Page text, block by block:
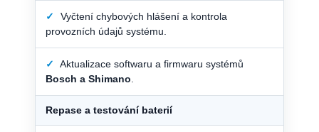
✓
Vyčtení chybových hlášení a kontrola
provozních údajů systému.
✓
Aktualizace softwaru a firmwaru systémů
Bosch a Shimano
Repase a testování baterií